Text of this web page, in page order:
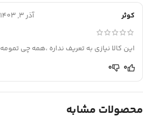
کوثر آذر 3, 1403
این کالا نیازی به تعریف نداره ،همه چی تمومه
0
0
محصولات مشابه